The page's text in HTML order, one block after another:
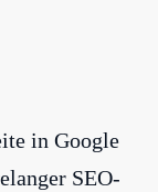
in Google
SEO-